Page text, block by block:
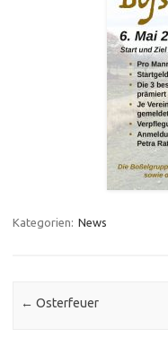
Kategorien: News
Post navigation
← Osterfeuer